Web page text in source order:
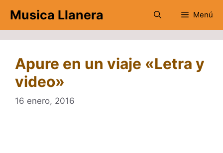
contenido
Musica Llanera Menú
Apure en un viaje «Letra y
video»
16 enero, 2016